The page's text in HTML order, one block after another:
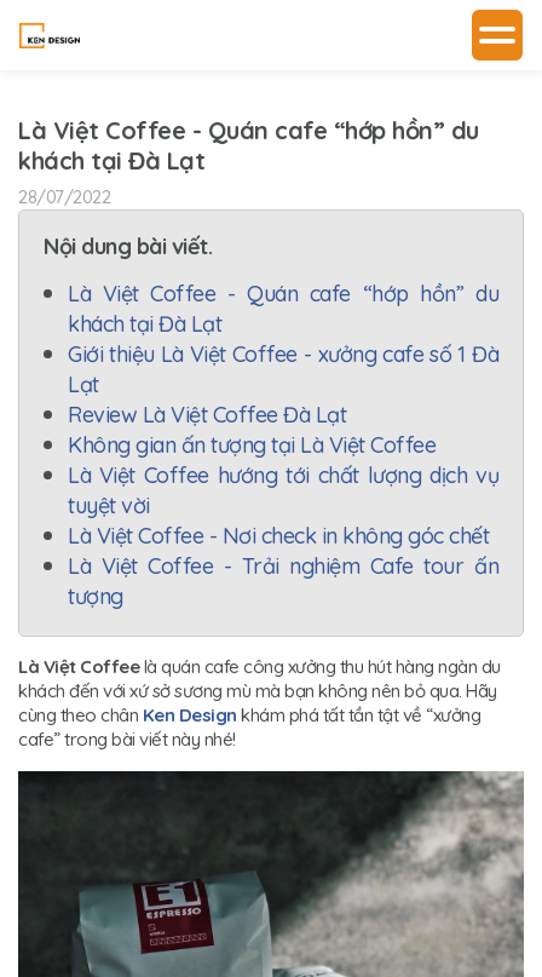
Là Việt Coffee - Quán cafe “hớp hồn” du
khách tại Đà Lạt
28/07/2022
Nội dung bài viết.
Là Việt Coffee - Quán cafe “hớp hồn” du
khách tại Đà Lạt
Giới thiệu Là Việt Coffee - xưởng cafe số 1 Đà
Lạt
Review Là Việt Coffee Đà Lạt
Không gian ấn tượng tại Là Việt Coffee
Là Việt Coffee hướng tới chất lượng dịch vụ
tuyệt vời
Là Việt Coffee - Nơi check in không góc chết
Là Việt Coffee - Trải nghiệm Cafe tour ấn
tượng
Là Việt Coffeelà quán cafe công xưởng thu hút hàng ngàn du
khách đến với xứ sở sương mù mà bạn không nên bỏ qua. Hãy
cùng theo chân Ken Design khám phá tất tần tật về “xưởng
cafe” trong bài viết này nhé!